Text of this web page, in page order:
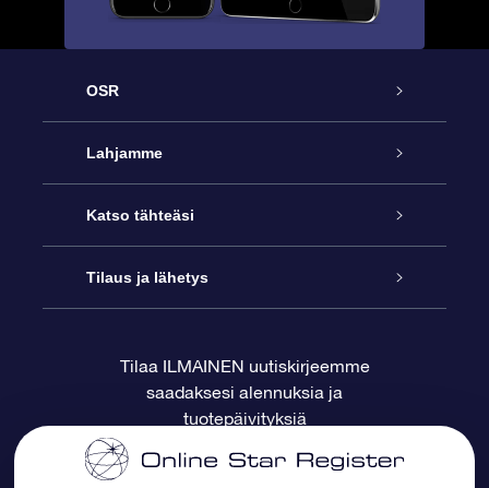
OSR
Palvelu
Ota meihin yhteyttä
Blogi
Arvostelut
Lahjamme
Online Star -lahja
OSR-lahjapakkaus
OSR-lahjakortti
Yrityslahjat
Katso tähteäsi
Star Register
Henkilökohtainen Tähtisivu
One Million Stars
Tilaus ja lähetys
Maksutiedot
Toimitustiedot
Tilaa ILMAINEN uutiskirjeemme
saadaksesi alennuksia ja
tuotepäivityksiä